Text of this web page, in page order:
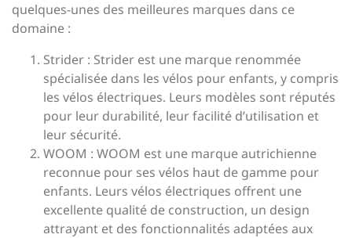
quelques-unes des meilleures marques dans ce
domaine :
Strider : Strider est une marque renommée
spécialisée dans les vélos pour enfants, y compris
les vélos électriques. Leurs modèles sont réputés
pour leur durabilité, leur facilité d’utilisation et
leur sécurité.
WOOM : WOOM est une marque autrichienne
reconnue pour ses vélos haut de gamme pour
enfants. Leurs vélos électriques offrent une
excellente qualité de construction, un design
attrayant et des fonctionnalités adaptées aux